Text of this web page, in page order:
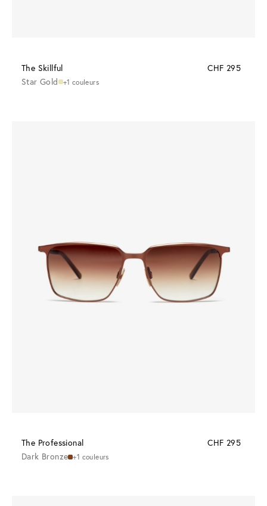
The Skillful
CHF 295
Star Gold
+1 couleurs
The Professional
CHF 295
Dark Bronze +1 couleurs